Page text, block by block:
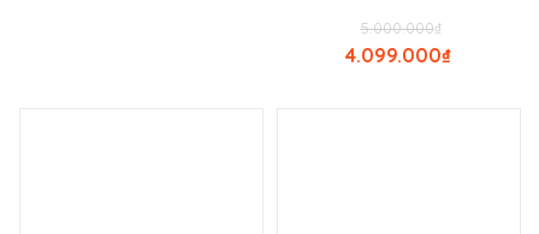
₫
5.000.000
₫
4.099.000